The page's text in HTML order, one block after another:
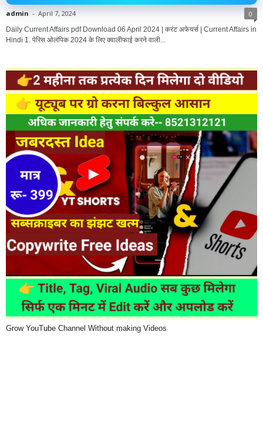
admin - April 7, 2024 0
Daily Current Affairs pdf Download 06 April 2024 | करंट अफेयर्स | Current Affairs in
Hindi 1. पेरिस ओलंपिक 2024 के लिए क्वालीफाई करने वाली...
Grow YouTube Channel Without making Videos